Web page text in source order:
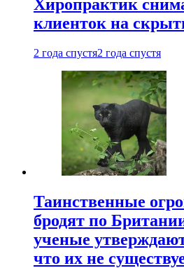
Хиропрактик
клиенток на
2 года спустя2 года спустя
Таинственные
бродят по
ученые
что их не